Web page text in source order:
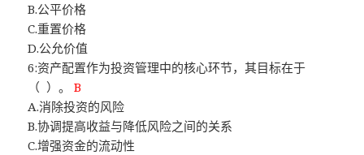
B.公平价格
C.重置价格
D.公允价值
6:资产配置作为投资管理中的核心环节，其目标在于
（ ）。B
A.消除投资的风险
B.协调提高收益与降低风险之间的关系
C.增强资金的流动性